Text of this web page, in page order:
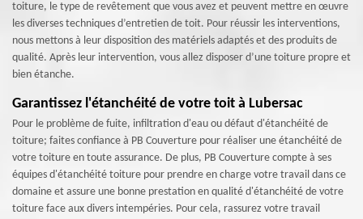
toiture, le type de revêtement que vous avez et peuvent mettre en œuvre
les diverses techniques d’entretien de toit. Pour réussir les interventions,
nous mettons à leur disposition des matériels adaptés et des produits de
qualité. Après leur intervention, vous allez disposer d’une toiture propre et
bien étanche.
Garantissez l'étanchéité de votre toit à Lubersac
Pour le problème de fuite, infiltration d'eau ou défaut d'étanchéité de
toiture; faites confiance à PB Couverture pour réaliser une étanchéité de
votre toiture en toute assurance. De plus, PB Couverture compte à ses
équipes d'étanchéité toiture pour prendre en charge votre travail dans ce
domaine et assure une bonne prestation en qualité d'étanchéité de votre
toiture face aux divers intempéries. Pour cela, rassurez votre travail